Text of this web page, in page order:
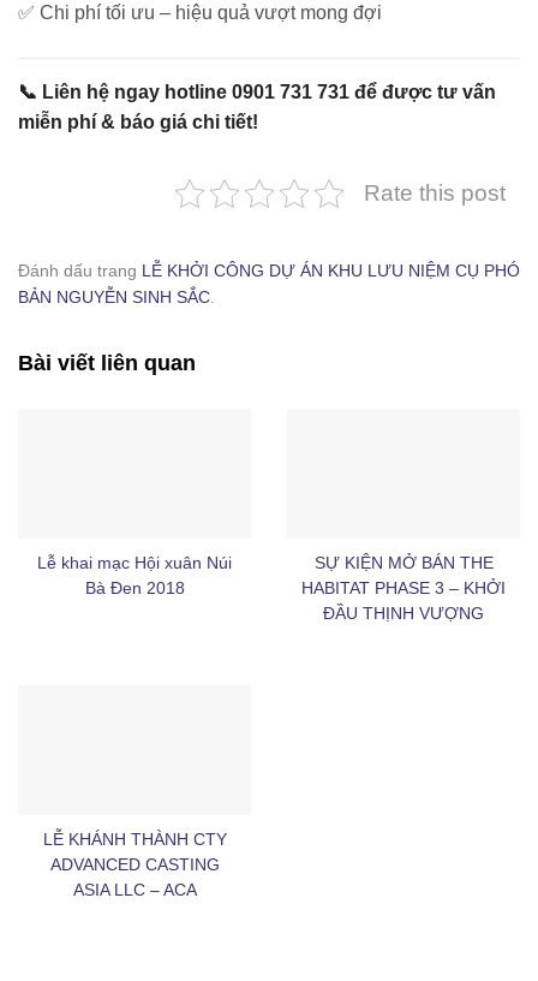
✅ Chi phí tối ưu – hiệu quả vượt mong đợi
📞 Liên hệ ngay hotline 0901 731 731 để được tư vấn
miễn phí & báo giá chi tiết!
Rate this post
Đánh dấu trang LỄ KHỞI CÔNG DỰ ÁN KHU LƯU NIỆM CỤ PHÓ
BẢN NGUYỄN SINH SẮC
Bài viết liên quan
Lễ khai mạc Hội xuân Núi
Bà Đen 2018
SỰ KIỆN MỞ BÁN THE
HABITAT PHASE 3 – KHỞI
ĐẦU THỊNH VƯỢNG
LỄ KHÁNH THÀNH CTY
ADVANCED CASTING
ASIA LLC – ACA